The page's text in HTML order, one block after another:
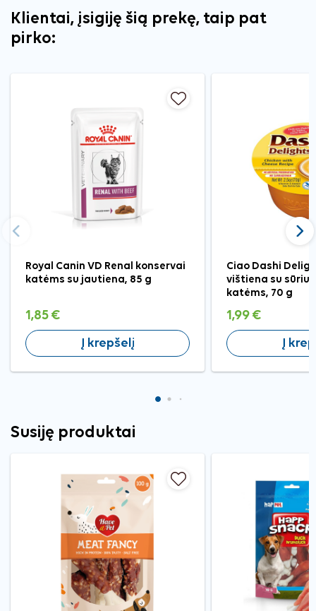
Klientai, įsigiję šią prekę, taip pat
pirko:
Royal Canin VD Renal konservai
katėms su jautiena, 85 g
1,85 €
Į krepšelį
Ciao Dashi
vištiena su sūriu
katėms, 70 g
1,99 €
Į
Ankstesnis
Susiję produktai